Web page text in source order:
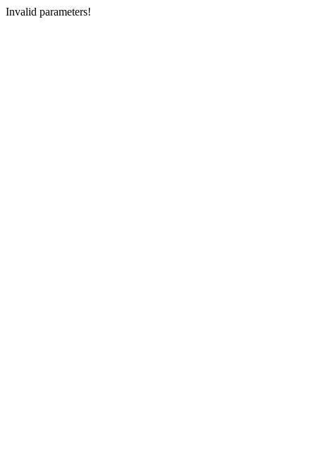
Invalid parameters!